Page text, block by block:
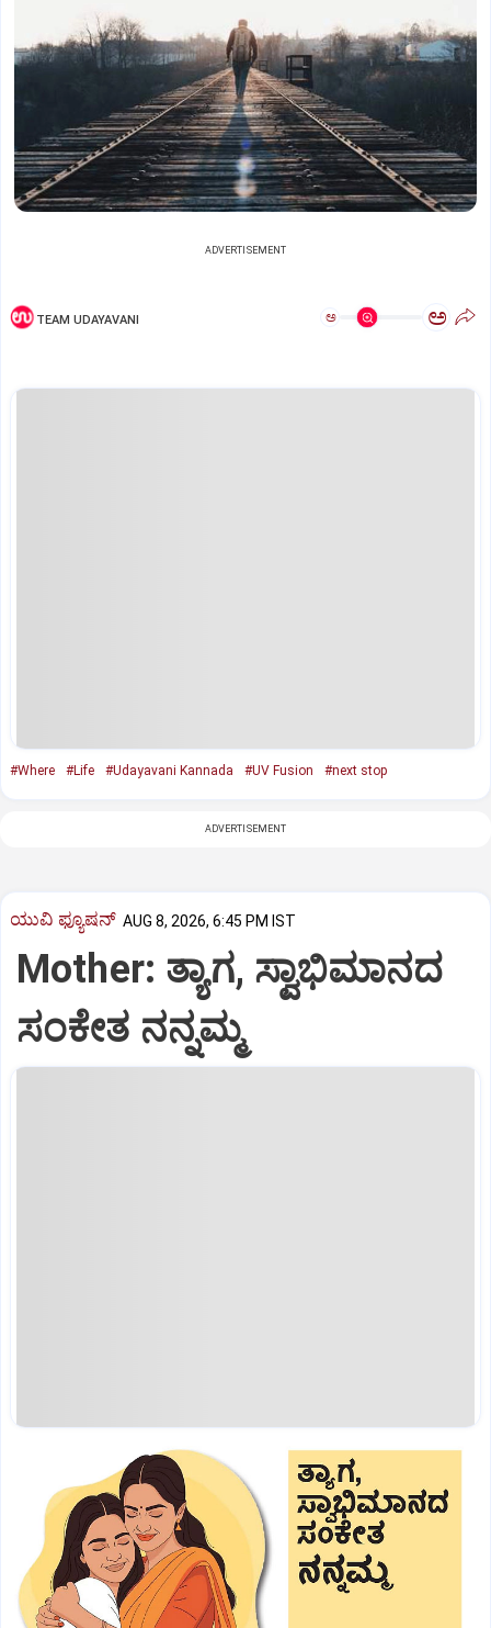
ADVERTISEMENT
TEAM UDAYAVANI ಅ ಅ
#Where #Life #Udayavani Kannada #UV Fusion #next stop
ADVERTISEMENT
ಯುವಿ ಫ್ಯೂಷನ್ AUG 8, 2026, 6:45 PM IST
Mother: ತ್ಯಾಗ, ಸ್ವಾಭಿಮಾನದ
ಸಂಕೇತ ನನ್ನಮ್ಮ